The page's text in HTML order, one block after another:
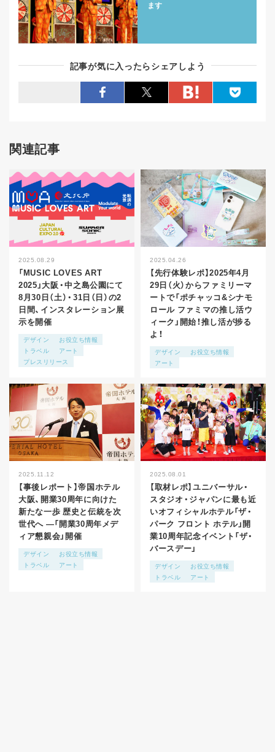
ます
記事が気に入ったらシェアしよう
関連記事
2025.08.29
「MUSIC LOVES ART
2025」大阪・中之島公園にて
8月30日（土）・31日（日）の2
日間、インスタレーション展
示を開催
デザイン
お役立ち情報
トラベル
アート
プレスリリース
2025.04.26
【先行体験レポ】2025年4月
29日（火）からファミリーマ
ートで「ポチャッコ&シナモ
ロール ファミマの推し活ウ
ィーク」開始！推し活が捗る
よ！
デザイン
お役立ち情報
アート
2025.11.12
【事後レポート】帝国ホテル
大阪、開業30周年に向けた
新たな一歩 歴史と伝統を次
世代へ ―「開業30周年メデ
ィア懇親会」開催
デザイン
お役立ち情報
トラベル
アート
2025.08.01
【取材レポ】ユニバーサル・
スタジオ・ジャパンに最も近
いオフィシャルホテル「ザ・
パーク フロント ホテル」開
業10周年記念イベント「ザ・
バースデー」
デザイン
お役立ち情報
トラベル
アート